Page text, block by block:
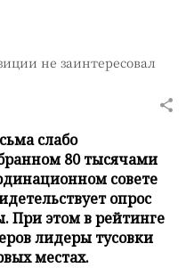
не заинтересовал
слабо
80 тысячами
совете
опрос
этом в рейтинге
лидеры тусовки
местах.